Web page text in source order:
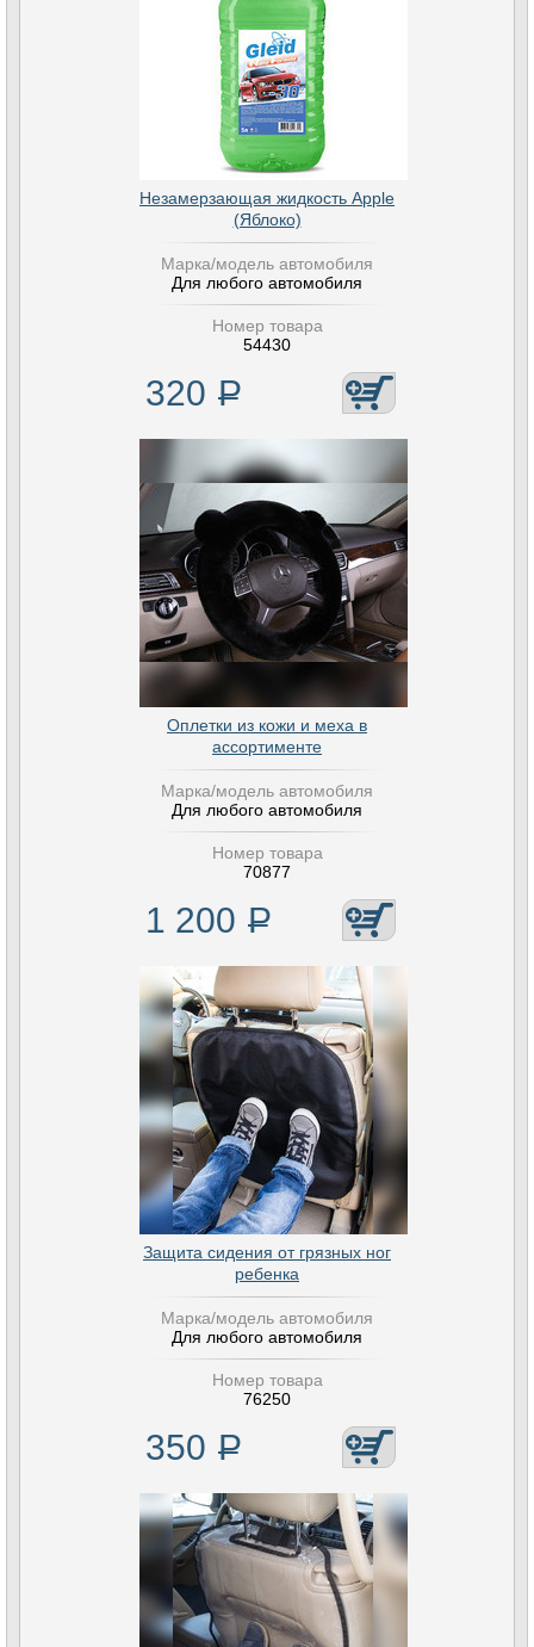
Незамерзающая жидкость Apple
(Яблоко)
Марка/модель автомобиля
Для любого автомобиля
Номер товара
54430
320 Р
Оплетки из кожи и меха в
ассортименте
Марка/модель автомобиля
Для любого автомобиля
Номер товара
70877
1 200 Р
Защита сидения от грязных ног
ребенка
Марка/модель автомобиля
Для любого автомобиля
Номер товара
76250
350 Р